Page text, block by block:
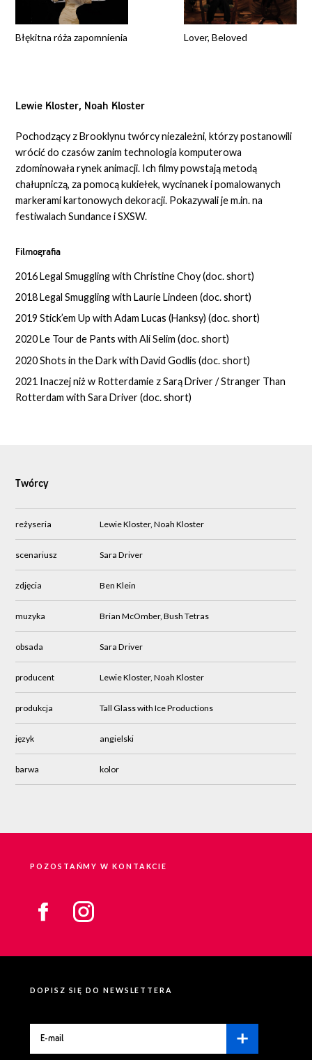
Błękitna róża zapomnienia Lover, Beloved
Lewie Kloster, Noah Kloster
Pochodzący z Brooklynu twórcy niezależni, którzy postanowili
wrócić do czasów zanim technologia komputerowa
zdominowała rynek animacji. Ich filmy powstają metodą
chałupniczą, za pomocą kukiełek, wycinanek i pomalowanych
markerami kartonowych dekoracji. Pokazywali je m.in. na
festiwalach Sundance i SXSW.
Filmografia
2016 Legal Smuggling with Christine Choy (doc. short)
2018 Legal Smuggling with Laurie Lindeen (doc. short)
2019 Stick’em Up with Adam Lucas (Hanksy) (doc. short)
2020 Le Tour de Pants with Ali Selim (doc. short)
2020 Shots in the Dark with David Godlis (doc. short)
2021 Inaczej niż w Rotterdamie z Sarą Driver / Stranger Than
Rotterdam with Sara Driver (doc. short)
Twórcy
reżyseria Lewie Kloster, Noah Kloster
scenariusz Sara Driver
zdjęcia Ben Klein
muzyka Brian McOmber, Bush Tetras
obsada Sara Driver
producent Lewie Kloster, Noah Kloster
produkcja Tall Glass with Ice Productions
język angielski
barwa kolor
POZOSTAŃMY W KONTAKCIE
DOPISZ SIĘ DO NEWSLETTERA